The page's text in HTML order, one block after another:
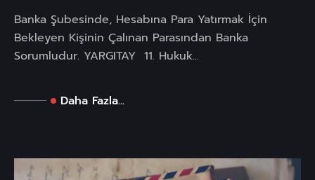
Banka Şubesinde, Hesabına Para Yatırmak İçin
Bekleyen Kişinin Çalınan Parasından Banka
Sorumludur. YARGITAY 11. Hukuk...
Daha Fazla...